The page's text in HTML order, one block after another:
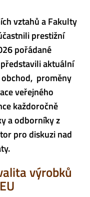
vztahů a Fakulty
prestižní
pořádané
aktuální
proměny
veřejného
každoročně
a odborníky z
pro diskuzi nad
výrobků